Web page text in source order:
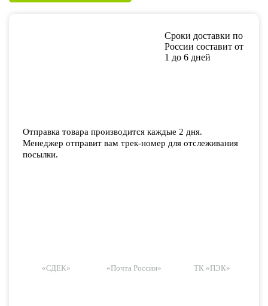
Сроки доставки по
России составит от
1 до 6 дней
Отправка товара производится каждые 2 дня.
Менеджер отправит вам трек-номер для отслеживания
посылки.
«СДЕК» «Почта России» ТК «ПЭК»